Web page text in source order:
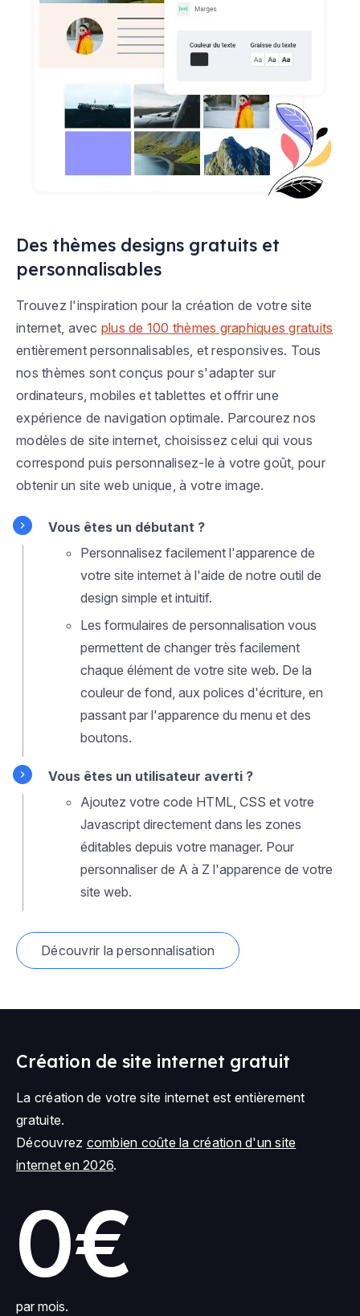
Des thèmes designs gratuits et
personnalisables
Trouvez l'inspiration pour la création de votre site
internet, avec plus de 100 thèmes graphiques gratuits
entièrement personnalisables, et responsives. Tous
nos thèmes sont conçus pour s'adapter sur
ordinateurs, mobiles et tablettes et offrir une
expérience de navigation optimale. Parcourez nos
modèles de site internet, choisissez celui qui vous
correspond puis personnalisez-le à votre goût, pour
obtenir un site web unique, à votre image.
Vous êtes un débutant ?
Personnalisez facilement l'apparence de
votre site internet à l'aide de notre outil de
design simple et intuitif.
Les formulaires de personnalisation vous
permettent de changer très facilement
chaque élément de votre site web. De la
couleur de fond, aux polices d'écriture, en
passant par l'apparence du menu et des
boutons.
Vous êtes un utilisateur averti ?
Ajoutez votre code HTML, CSS et votre
Javascript directement dans les zones
éditables depuis votre manager. Pour
personnaliser de A à Z l'apparence de votre
site web.
Découvrir la personnalisation
Création de site internet gratuit
La création de votre site internet est entièrement
gratuite.
Découvrez combien coûte la création d'un site
internet en 2026.
0€
par mois.